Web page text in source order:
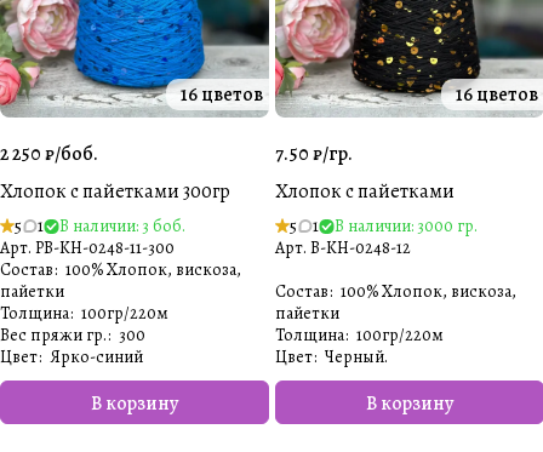
16 цветов
2 250 ₽/боб.
Хлопок с пайетками 300гр
5 1
В наличии: 3 боб.
Арт. PB-KH-0248-11-300
В корзину
Состав: 100% Хлопок, вискоза,
пайетки
Толщина: 100гр/220м
Вес пряжи гр.: 300
Цвет: Ярко-синий
16 цветов
7.50 ₽/гр.
Хлопок с пайетками
5 1
В наличии: 3000 гр.
Арт. B-KH-0248-12
В корзину
Состав: 100% Хлопок, вискоза,
пайетки
Толщина: 100гр/220м
Цвет: Черный.